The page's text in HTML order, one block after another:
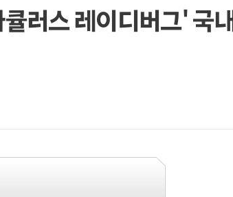
러스 레이디버그' 국내